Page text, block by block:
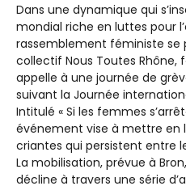
Dans une dynamique qui
mondial riche en luttes pour
rassemblement féministe se
collectif Nous Toutes
appelle à une journée de
suivant la Journée
Intitulé « Si les femmes
événement vise à mettre en
criantes qui persistent entre
La mobilisation, prévue à
décline à travers une série